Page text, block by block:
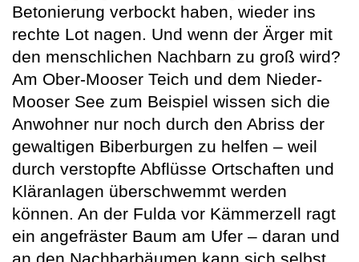
Betonierung verbockt haben, wieder ins
rechte Lot nagen. Und wenn der Ärger mit
den menschlichen Nachbarn zu groß wird?
Am Ober-Mooser Teich und dem Nieder-
Mooser See zum Beispiel wissen sich die
Anwohner nur noch durch den Abriss der
gewaltigen Biberburgen zu helfen – weil
durch verstopfte Abflüsse Ortschaften und
Kläranlagen überschwemmt werden
können. An der Fulda vor Kämmerzell ragt
ein angefräster Baum am Ufer – daran und